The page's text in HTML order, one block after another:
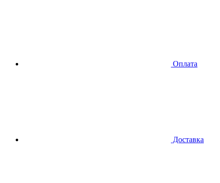
Оплата
Доставка